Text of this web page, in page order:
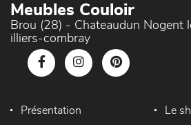
Meubles Couloir
Brou (28) - Chateaudun Nogent
illiers-combray
Présentation Le